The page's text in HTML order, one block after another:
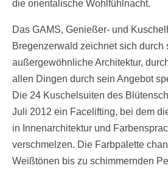
die orientalische Wohlfühlnacht.
Das GAMS, Genießer- und
Bregenzerwald zeichnet sich durch
außergewöhnliche Architektur,
allen Dingen durch sein Angebot
Die 24 Kuschelsuiten des
Juli 2012 ein Facelifting, bei dem
in Innenarchitektur und
verschmelzen. Die Farbpalette
Weißtönen bis zu schimmernden